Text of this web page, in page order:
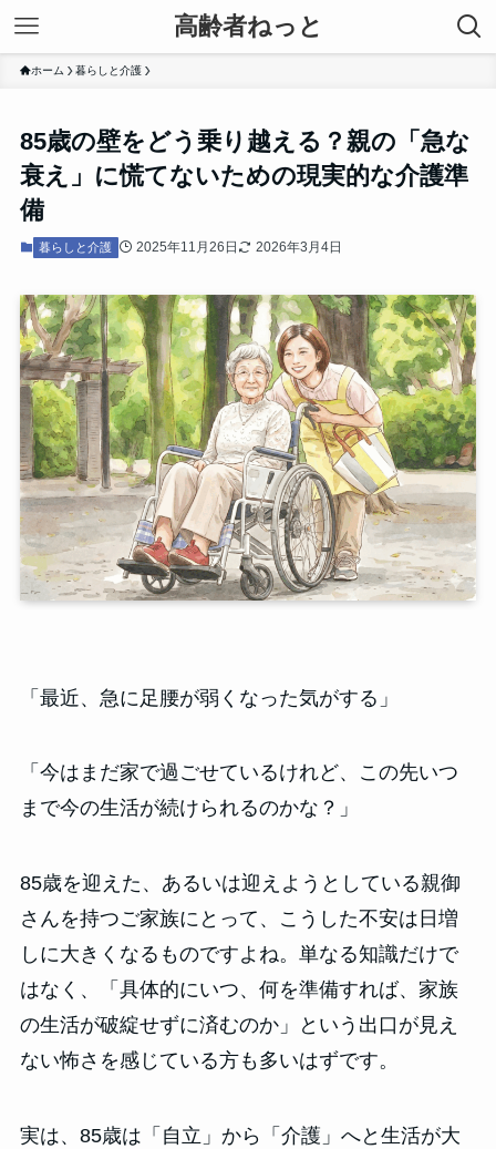
高齢者ねっと
ホーム 暮らしと介護
85歳の壁をどう乗り越える？親の「急な
衰え」に慌てないための現実的な介護準
備
暮らしと介護 2025年11月26日 2026年3月4日
「最近、急に足腰が弱くなった気がする」
「今はまだ家で過ごせているけれど、この先いつ
まで今の生活が続けられるのかな？」
85歳を迎えた、あるいは迎えようとしている親御
さんを持つご家族にとって、こうした不安は日増
しに大きくなるものですよね。単なる知識だけで
はなく、「具体的にいつ、何を準備すれば、家族
の生活が破綻せずに済むのか」という出口が見え
ない怖さを感じている方も多いはずです。
実は、85歳は「自立」から「介護」へと生活が大